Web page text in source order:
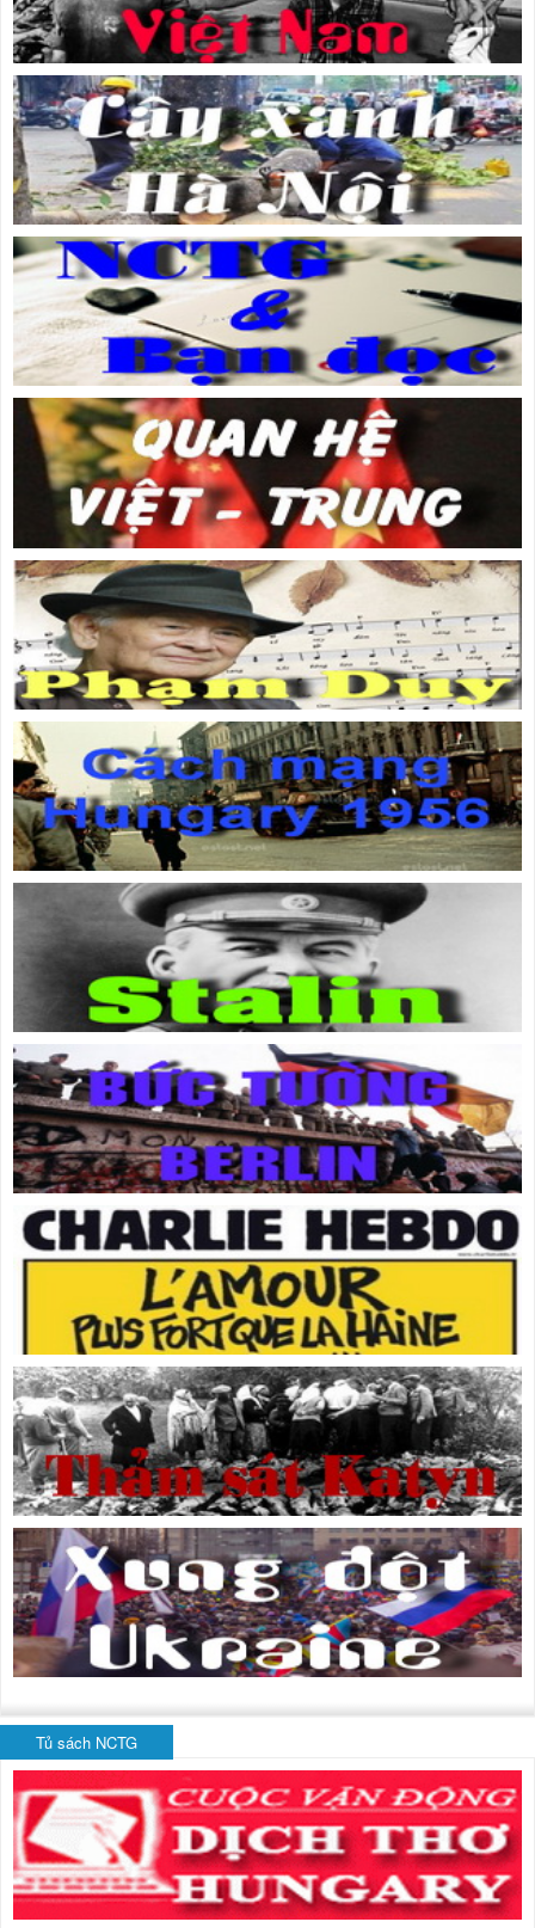
Tủ sách NCTG